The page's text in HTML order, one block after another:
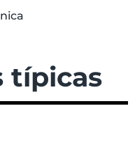
típicas